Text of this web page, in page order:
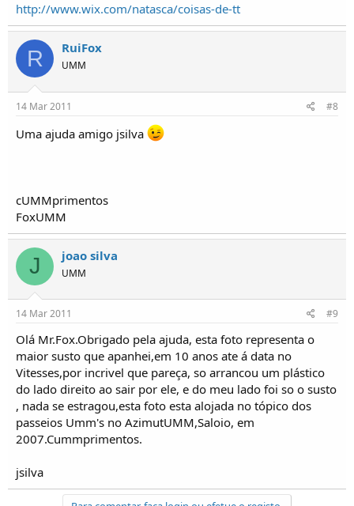
http://www.wix.com/natasca/coisas-de-tt
R RuiFox
UMM
14 Mar 2011 #8
Uma ajuda amigo jsilva
cUMMprimentos
FoxUMM
J joao silva
UMM
14 Mar 2011 #9
Olá Mr.Fox.Obrigado pela ajuda, esta foto representa o
maior susto que apanhei,em 10 anos ate á data no
Vitesses,por incrivel que pareça, so arrancou um plástico
do lado direito ao sair por ele, e do meu lado foi so o susto
, nada se estragou,esta foto esta alojada no tópico dos
passeios Umm's no AzimutUMM,Saloio, em
2007.Cummprimentos.
jsilva